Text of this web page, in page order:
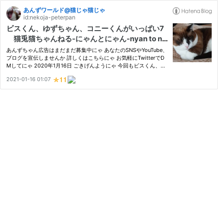
あんずワールド@猫じゃ猫じゃ
id:nekoja-peterpan
ビスくん、ゆずちゃん、コニーくんがいっぱい7
猫兎猫ちゃんねる-にゃんとにゃん-nyan to ny
an-
あんずちゃん広告はまだまだ募集中にゃ あなたのSNSやYouTube、
ブログを宣伝しませんか 詳しくはこちらにゃ お気軽にTwitterでD
Mしてにゃ 2020年1月16日 ごきげんようにゃ 今回もビスくん、ゆ
の猫、ゆずちゃんはホーランドロップイヤーの兎、コニーくんはキ
ジ…
2021-01-16 01:07